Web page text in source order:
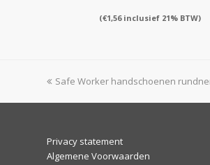
(€1,56inclusief 21% BTW)
previous
Safe Worker handschoenen
Privacy statement
Algemene Voorwaarden